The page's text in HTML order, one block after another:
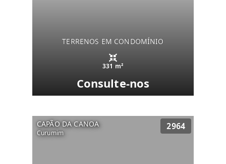
TERRENOS EM CONDOMÍNIO
331 m²
Consulte-nos
CAPÃO DA CANOA
Curumim
2964